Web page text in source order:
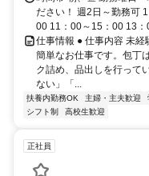
ださい！ 週2日～勤務可
00 11：00～15：00 13：
仕事情報 ● 仕事内容 未
簡単なお仕事です。包丁
ク詰め、品出しを行って
ない」「...
扶養内勤務OK 主婦・主夫歓迎
シフト制
高校生歓迎
正社員